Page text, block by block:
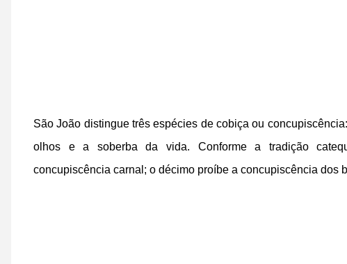
São João distingue três espécies de cobiça ou
olhos e a soberba da vida. Conforme a tradição
concupiscência carnal; o décimo proíbe a concupiscência dos